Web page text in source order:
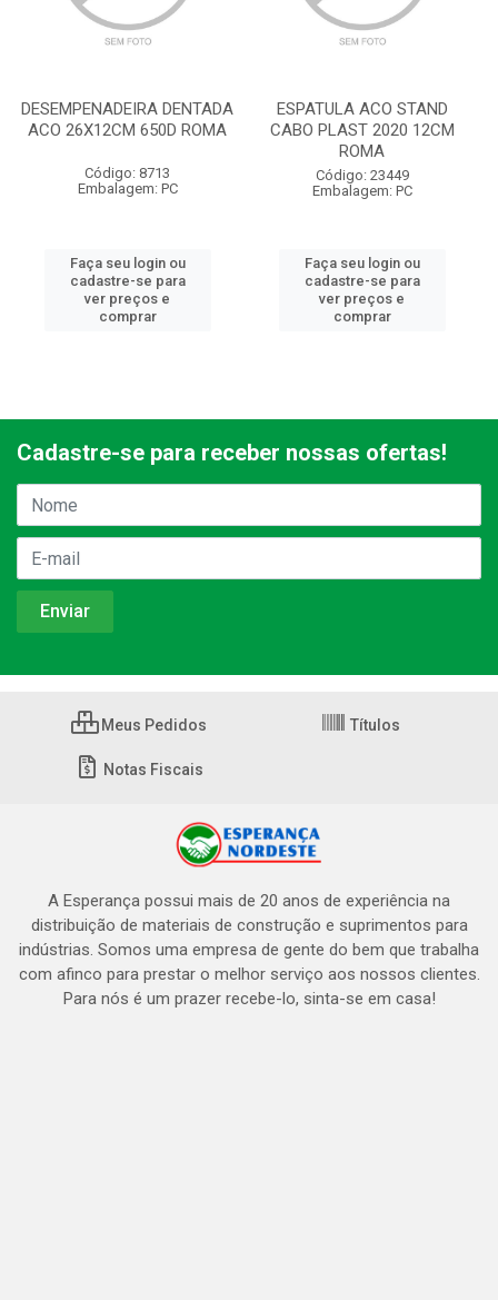
DESEMPENADEIRA DENTADA
ACO 26X12CM 650D ROMA
Código: 8713
Embalagem: PC
Faça seu login ou
cadastre-se para
ver preços e
comprar
ESPATULA ACO STAND
CABO PLAST 2020 12CM
ROMA
Código: 23449
Embalagem: PC
Faça seu login ou
cadastre-se para
ver preços e
comprar
Cadastre-se para receber nossas ofertas!
Meus Pedidos Títulos
Notas Fiscais
A Esperança possui mais de 20 anos de experiência na
distribuição de materiais de construção e suprimentos para
indústrias. Somos uma empresa de gente do bem que trabalha
com afinco para prestar o melhor serviço aos nossos clientes.
Para nós é um prazer recebe-lo, sinta-se em casa!